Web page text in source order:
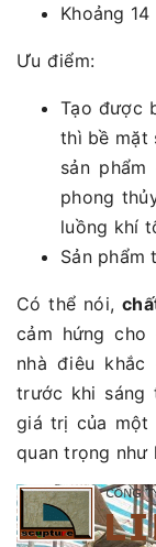
Khoảng
Ưu điểm:
Tạo được
thì bề mặt
sản
phong
luồng khí
Sản phẩm
Có thể nói,
cảm hứng cho
nhà điêu
trước khi sáng
giá trị của một
quan trọng như